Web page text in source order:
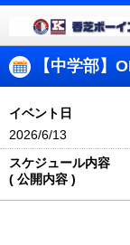
【中学部】
イベント日
2026/6/13
スケジュール内容
( 公開内容 )